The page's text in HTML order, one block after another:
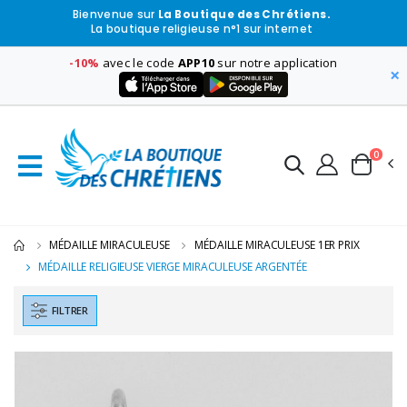
Bienvenue sur La Boutique des Chrétiens.
La boutique religieuse n°1 sur internet
-10% avec le code APP10 sur notre application
×
0
MÉDAILLE MIRACULEUSE
MÉDAILLE MIRACULEUSE 1ER PRIX
MÉDAILLE RELIGIEUSE VIERGE MIRACULEUSE ARGENTÉE
FILTRER